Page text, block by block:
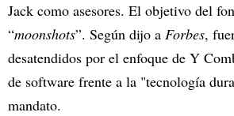
Jack como asesores. El objetivo del
“moonshots”. Según dijo a Forbes,
desatendidos por el enfoque de Y
de software frente a la "tecnología
mandato.